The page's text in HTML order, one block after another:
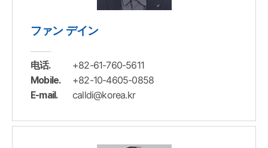
ファン デイン
电话. +82-61-760-5611
Mobile. +82-10-4605-0858
E-mail. calldi@korea.kr